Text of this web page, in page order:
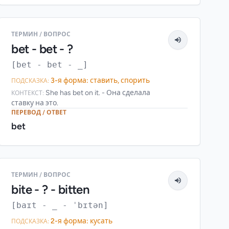
ТЕРМИН / ВОПРОС
bet - bet - ?
[bet - bet - _]
ПОДСКАЗКА: 3-я форма: ставить, спорить
КОНТЕКСТ: She has bet on it. - Она сделала
ставку на это.
ПЕРЕВОД / ОТВЕТ
bet
ТЕРМИН / ВОПРОС
bite - ? - bitten
[baɪt - _ - ˈbɪtən]
ПОДСКАЗКА: 2-я форма: кусать